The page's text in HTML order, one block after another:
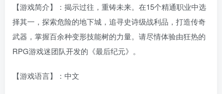
【游戏简介】：揭示过往，重铸未来。在15个精通职业中选
择其一，探索危险的地下城，追寻史诗级战利品，打造传奇
武器，掌握百余种变形技能树的力量。请尽情体验由狂热的
RPG游戏迷团队开发的《最后纪元》。
【游戏语言】：中文